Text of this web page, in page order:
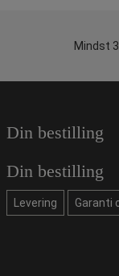
Mindst
Din bestilling
Din bestilling
Levering Garanti